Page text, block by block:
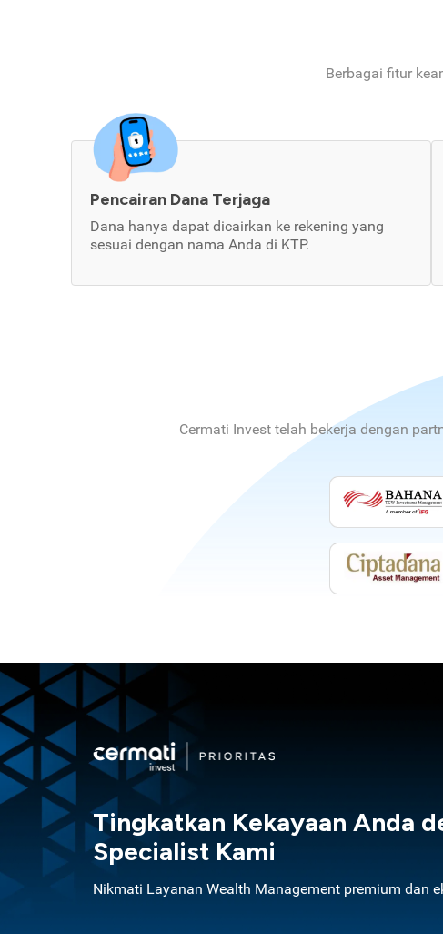
Berbagai fitur
Pencairan Dana Terjaga
Dana hanya dapat dicairkan ke rekening yang
sesuai dengan nama Anda di KTP.
Cermati Invest telah bekerja dengan
Tingkatkan Kekayaan Anda
Specialist Kami
Nikmati Layanan Wealth Management premium dan